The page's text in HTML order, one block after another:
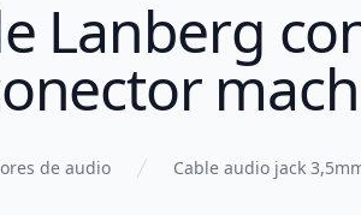
Lanberg
de audio Cable audio jack